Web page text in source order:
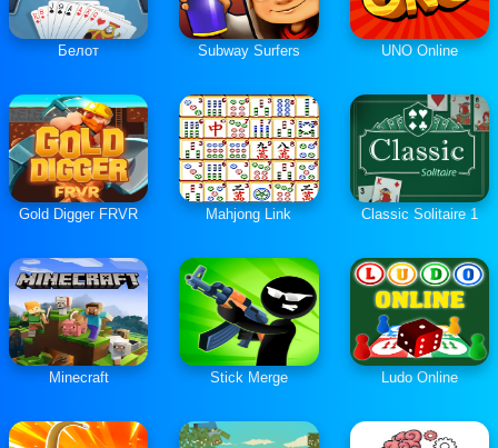
Белот Subway Surfers UNO Online
Gold Digger FRVR Mahjong Link Classic Solitaire 1
Minecraft Stick Merge Ludo Online